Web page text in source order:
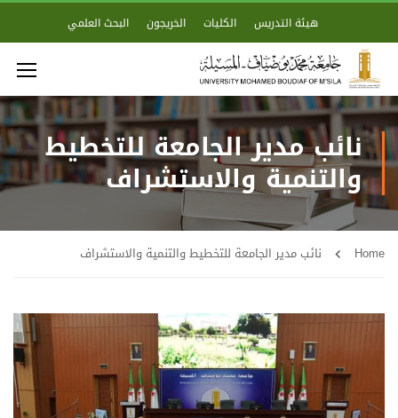
هيئة التدريس الكليات الخريجون البحث العلمي
نائب مدير الجامعة للتخطيط
والتنمية والاستشراف
Home نائب مدير الجامعة للتخطيط والتنمية والاستشراف